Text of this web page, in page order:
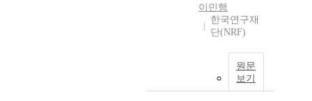
이민행
한국연구재
단(NRF)
원문
보기